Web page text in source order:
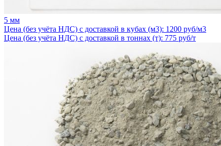
5 мм
Цена (без учёта НДС) с доставкой в кубах (м3): 1200 руб/м3
Цена (без учёта НДС) с доставкой в тоннах (т): 775 руб/т